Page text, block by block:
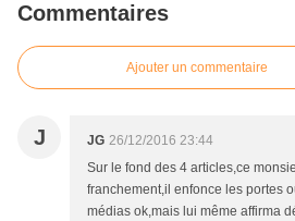
Commentaires
Ajouter un commentaire
J JG 26/12/2016 23:44
Sur le fond des 4 articles,ce
franchement,il enfonce les portes
médias ok,mais lui même affirma